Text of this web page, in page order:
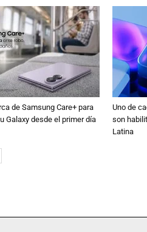
de Samsung Care+ para
Galaxy desde el primer día
Uno de
son
Latina